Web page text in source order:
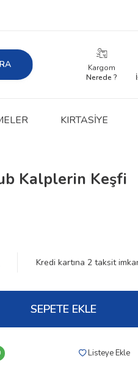
Kargom
Nerede ?
KIRTASIYE
Kalplerin Keşfi
Kredi kartına 2 taksit
SEPETE EKLE
Listeye Ekle